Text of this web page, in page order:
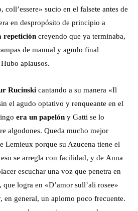
sucio en el falsete antes de
en despropósito de principio a
repetición creyendo que ya terminaba,
de manual y agudo final
aplausos.
Rucinski cantando a su manera «Il
el agudo optativo y renqueante en el
era un papelón y Gatti se lo
algodones. Queda mucho mejor
Lemieux porque su Azucena tiene el
se arregla con facilidad, y de Anna
escuchar una voz que penetra en
logra en «D’amor sull’ali rosee»
en general, un aplomo poco frecuente.